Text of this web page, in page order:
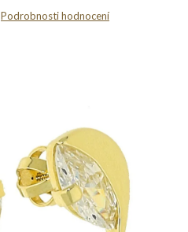
Podrobnosti hodnocení